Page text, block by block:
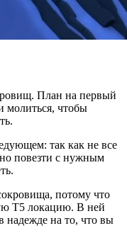
План на первый
молиться, чтобы
так как не все
повезти с нужным
потому что
Т5 локацию. В ней
надежде на то, что вы